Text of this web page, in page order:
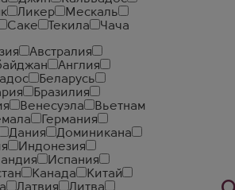
Ликер
Мескаль
Саке Текила
Чача
Австралия
Англия
Беларусь
Бразилия
Венесуэла
Вьетнам
Германия
Дания
Доминикана
Индонезия
Испания
Канада
Китай